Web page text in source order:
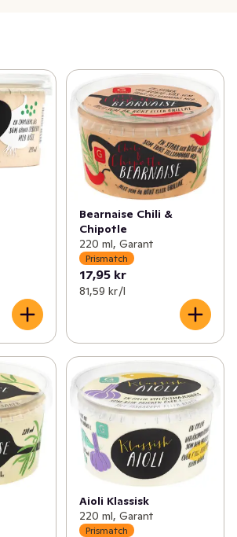
Bearnaise Chili &
Chipotle
220 ml, Garant
Prismatch
17,95 kr
81,59 kr /l
Aioli Klassisk
220 ml, Garant
Prismatch